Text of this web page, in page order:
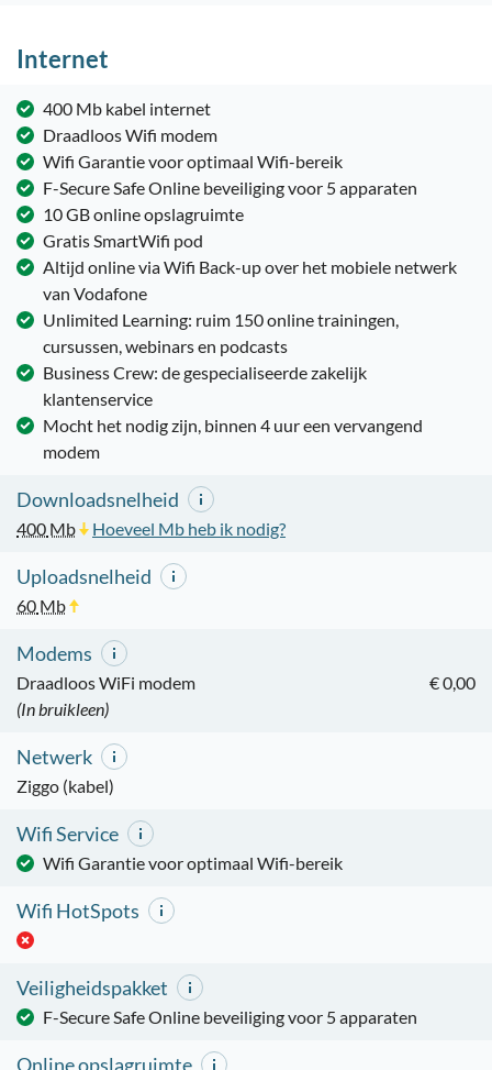
Internet
400 Mb kabel internet
Draadloos Wifi modem
Wifi Garantie voor optimaal Wifi-bereik
F-Secure Safe Online beveiliging voor 5 apparaten
10 GB online opslagruimte
Gratis SmartWifi pod
Altijd online via Wifi Back-up over het mobiele netwerk
van Vodafone
Unlimited Learning: ruim 150 online trainingen,
cursussen, webinars en podcasts
Business Crew: de gespecialiseerde zakelijk
klantenservice
Mocht het nodig zijn, binnen 4 uur een vervangend
modem
Downloadsnelheid
400 Mb Hoeveel Mb heb ik nodig?
Uploadsnelheid
60 Mb
Modems
Draadloos WiFi modem
€ 0,00
(In bruikleen)
Netwerk
Ziggo (kabel)
Wifi Service
Wifi Garantie voor optimaal Wifi-bereik
Wifi HotSpots
Veiligheidspakket
F-Secure Safe Online beveiliging voor 5 apparaten
Online opslagruimte